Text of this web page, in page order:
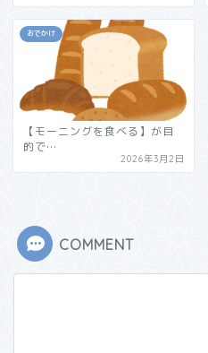
おでかけ
【モーニングを食べる】が目
的で…
2026年3月2日
COMMENT